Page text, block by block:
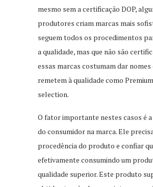
mesmo sem a certificação DOP,
produtores criam marcas mais
seguem todos os procedimentos
a qualidade, mas que não são
essas marcas costumam dar nomes
remetem à qualidade como
selection.
O fator importante nestes casos é
do consumidor na marca. Ele
procedência do produto e confiar
efetivamente consumindo um
qualidade superior. Este produto